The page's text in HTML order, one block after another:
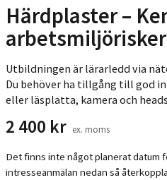
Härdplaster –
2 400 kr ex. moms
Utbildningen är lärarledd via
Du behöver ha tillgång till god
eller läsplatta, kamera och
Det finns inte något planerat datum
intresseanmälan nedan så